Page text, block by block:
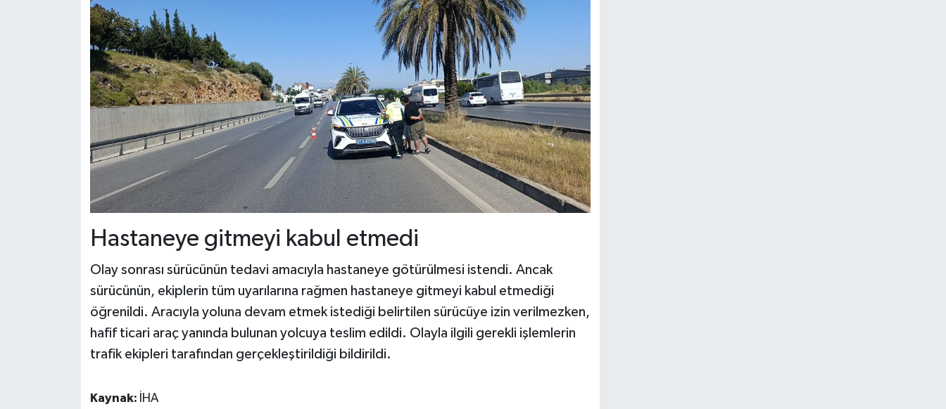
Hastaneye gitmeyi kabul etmedi
Olay sonrası sürücünün tedavi amacıyla hastaneye götürülmesi istendi. Ancak
sürücünün, ekiplerin tüm uyarılarına rağmen hastaneye gitmeyi kabul etmediği
öğrenildi. Aracıyla yoluna devam etmek istediği belirtilen sürücüye izin verilmezken,
hafif ticari araç yanında bulunan yolcuya teslim edildi. Olayla ilgili gerekli işlemlerin
trafik ekipleri tarafından gerçekleştirildiği bildirildi.
Kaynak: İHA